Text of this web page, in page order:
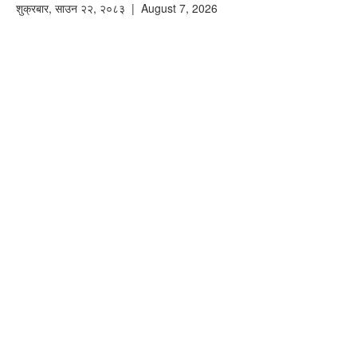
शुक्रबार, साउन २२, २०८३ | August 7, 2026